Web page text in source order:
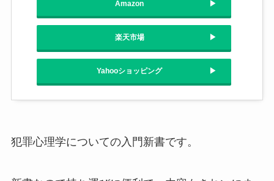
Amazon
楽天市場
Yahooショッピング
犯罪心理学についての入門新書です。